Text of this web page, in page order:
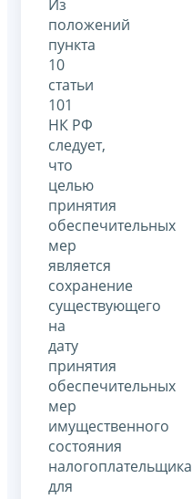
Из
положений
пункта
10
статьи
101
НК РФ
следует,
что
целью
принятия
обеспечительных
мер
является
сохранение
существующего
на
дату
принятия
обеспечительных
мер
имущественного
состояния
налогоплательщика
для